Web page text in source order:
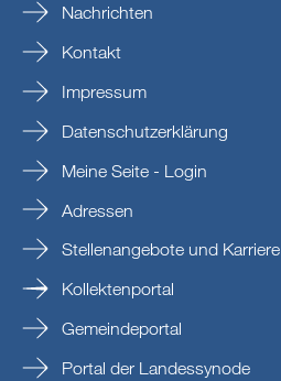
Nachrichten
Kontakt
Impressum
Datenschutzerklärung
Meine Seite - Login
Adressen
Stellenangebote und Karriere
Kollektenportal
Gemeindeportal
Portal der Landessynode